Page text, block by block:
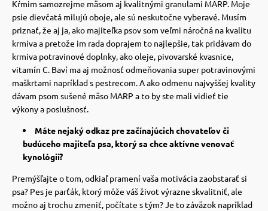
Kŕmim samozrejme mäsom aj kvalitnými granulami MARP. Moje
psie dievčatá milujú oboje, ale sú neskutočne vyberavé. Musím
priznať, že aj ja, ako majiteľka psov som veľmi náročná na kvalitu
krmiva a pretože im rada doprajem to najlepšie, tak pridávam do
krmiva potravinové doplnky, ako oleje, pivovarské kvasnice,
vitamín C. Baví ma aj možnosť odmeňovania super potravinovými
maškrtami napríklad s pestrecom. A ako odmenu najvyššej kvality
dávam psom sušené mäso MARP a to by ste mali vidieť tie
výkony a poslušnosť.
Máte nejaký odkaz pre začínajúcich chovateľov či
budúceho majiteľa psa, ktorý sa chce aktívne venovať
kynológii?
Premýšľajte o tom, odkiaľ pramení vaša motivácia zaobstarať si
psa? Pes je parťák, ktorý môže váš život výrazne skvalitniť, ale
možno aj trochu zmeniť, počítate s tým?Je to záväzok napríklad